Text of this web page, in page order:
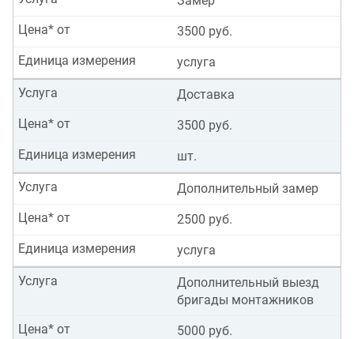
3500 руб.
Цена* от
услуга
Единица измерения
Доставка
Услуга
3500 руб.
Цена* от
шт.
Единица измерения
Дополнительный замер
Услуга
2500 руб.
Цена* от
услуга
Единица измерения
Дополнительный выезд
бригады монтажников
Услуга
5000 руб.
Цена* от